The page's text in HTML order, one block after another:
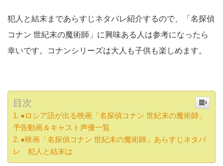
犯人と結末まであらすじネタバレ紹介するので、「名探偵
コナン 世紀末の魔術師」に興味ある人は参考になったら
幸いです。コナンシリーズは大人も子供も楽しめます。
目次
●ロシア語が出る映画「名探偵コナン 世紀末の魔術師」
予告動画＆キャスト声優一覧
●映画「名探偵コナン 世紀末の魔術師」あらすじネタバ
レ 犯人と結末は